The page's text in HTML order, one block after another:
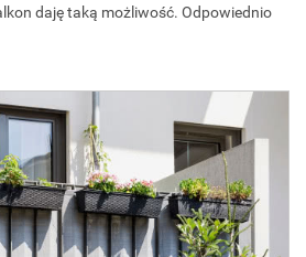
daję taką możliwość. Odpowiednio